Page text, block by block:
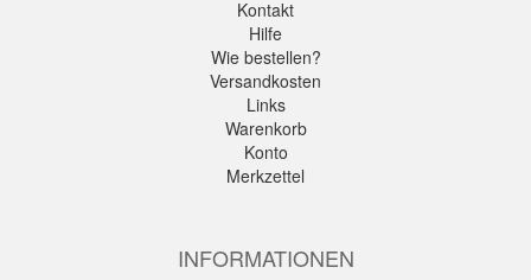
Kontakt
Hilfe
Wie bestellen?
Versandkosten
Links
Warenkorb
Konto
Merkzettel
INFORMATIONEN